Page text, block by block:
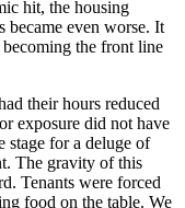
hit, the housing
became even worse. It
the front line
their hours reduced
exposure did not have
stage for a deluge of
The gravity of this
Tenants were forced
food on the table. We